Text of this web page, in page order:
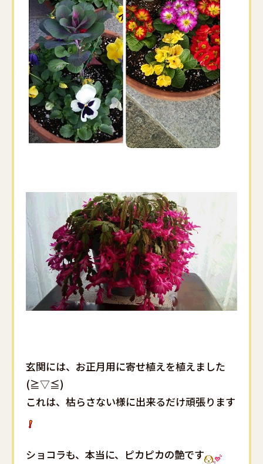
玄関には、お正月用に寄せ植えを植えました
(≧▽≦)
これは、枯らさない様に出来るだけ頑張ります
ショコラも、本当に、ピカピカの艶です